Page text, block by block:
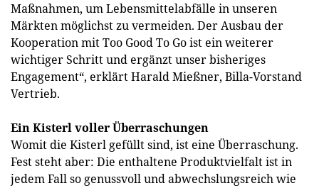
Maßnahmen, um Lebensmittelabfälle in unseren
Märkten möglichst zu vermeiden. Der Ausbau der
Kooperation mit Too Good To Go ist ein weiterer
wichtiger Schritt und ergänzt unser bisheriges
Engagement“, erklärt Harald Mießner, Billa-Vorstand
Vertrieb.
Ein Kisterl voller Überraschungen
Womit die Kisterl gefüllt sind, ist eine Überraschung.
Fest steht aber: Die enthaltene Produktvielfalt ist in
jedem Fall so genussvoll und abwechslungsreich wie